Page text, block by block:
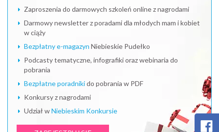
Zaproszenia do darmowych szkoleń online z nagrodami
Darmowy newsletter z poradami dla młodych mam i kobiet
w ciąży
Bezpłatny e-magazyn Niebieskie Pudełko
Podcasty tematyczne, infografiki oraz webinaria do
pobrania
Bezpłatne poradnikido pobrania w PDF
Konkursy z nagrodami
Udział wNiebieskim Konkursie